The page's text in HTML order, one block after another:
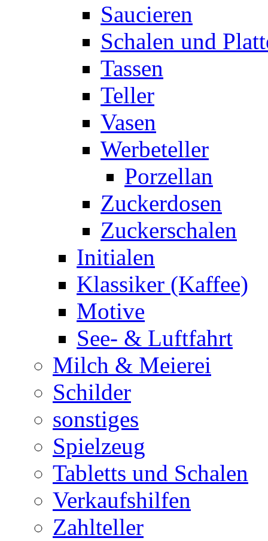
Saucieren
Schalen und
Tassen
Teller
Vasen
Werbeteller
Porzellan
Zuckerdosen
Zuckerschalen
Initialen
Klassiker (Kaffee)
Motive
See- & Luftfahrt
Milch & Meierei
Schilder
sonstiges
Spielzeug
Tabletts und Schalen
Verkaufshilfen
Zahlteller